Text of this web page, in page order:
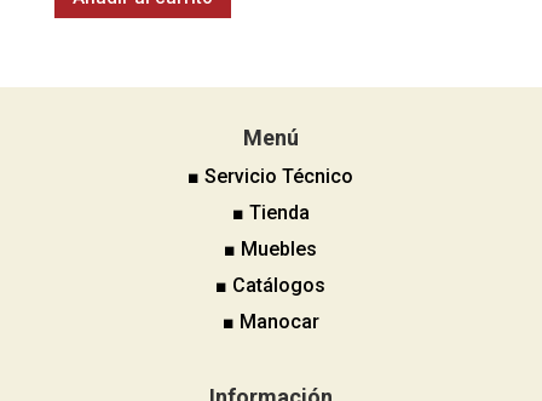
Menú
■ Servicio Técnico
■ Tienda
■ Muebles
■ Catálogos
■ Manocar